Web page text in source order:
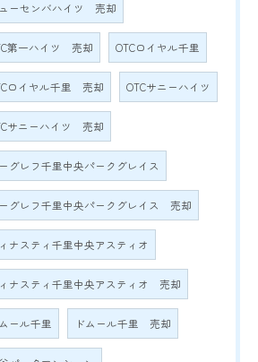
ーセンバハイツ 売却
第一ハイツ 売却 OTCロイヤル千里
ロイヤル千里 売却 OTCサニーハイツ
サニーハイツ 売却
グレフ千里中央パークグレイス
グレフ千里中央パークグレイス 売却
ナスティ千里中央アスティオ
ナスティ千里中央アスティオ 売却
ール千里 ドムール千里 売却